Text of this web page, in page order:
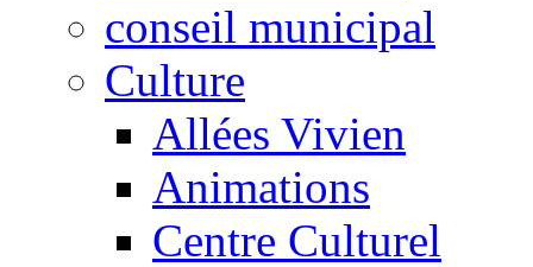
conseil municipal
Culture
Allées Vivien
Animations
Centre Culturel